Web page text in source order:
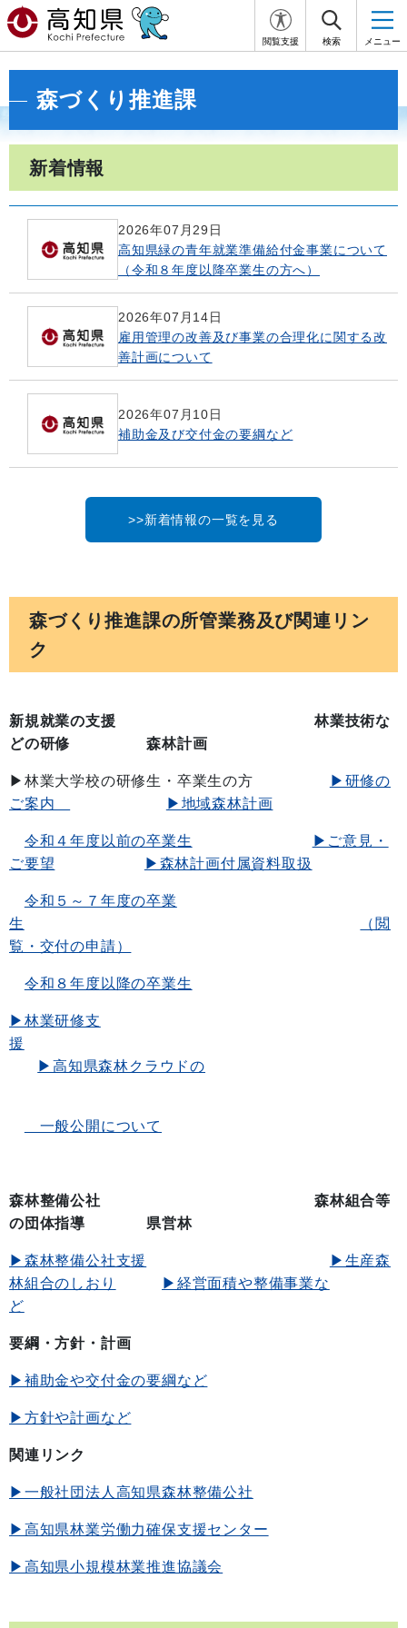
閲覧支援 検索 メニュー
森づくり推進課
新着情報
2026年07月29日
高知県緑の青年就業準備給付金事業について
（令和８年度以降卒業生の方へ）
2026年07月14日
雇用管理の改善及び事業の合理化に関する改
善計画について
2026年07月10日
補助金及び交付金の要綱など
>>新着情報の一覧を見る
森づくり推進課の所管業務及び関連リン
ク
新規就業の支援 林業技術な
どの研修 森林計画
▶林業大学校の研修生・卒業生の方
▶研修の
ご案内
▶地域森林計画
令和４年度以前の卒業生
▶ご意見・
ご要望
▶森林計画付属資料取扱
令和５～７年度の卒業
生
（閲
覧・交付の申請）
令和８年度以降の卒業生
▶林業研修支
援
▶高知県森林クラウドの
一般公開について
森林整備公社 森林組合等
の団体指導
県営林
▶森林整備公社支援
▶生産森
林組合のしおり
▶経営面積や整備事業な
ど
要綱・方針・計画
▶補助金や交付金の要綱など
▶方針や計画など
関連リンク
▶一般社団法人高知県森林整備公社
▶高知県林業労働力確保支援センター
▶高知県小規模林業推進協議会